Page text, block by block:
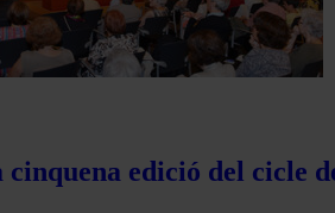
cinquena edició del cicle